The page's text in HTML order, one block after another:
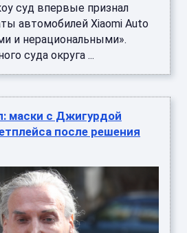
суд впервые признал
автомобилей Xiaomi Auto
и нерациональными».
суда округа ...
маски с Джигурдой
после решения